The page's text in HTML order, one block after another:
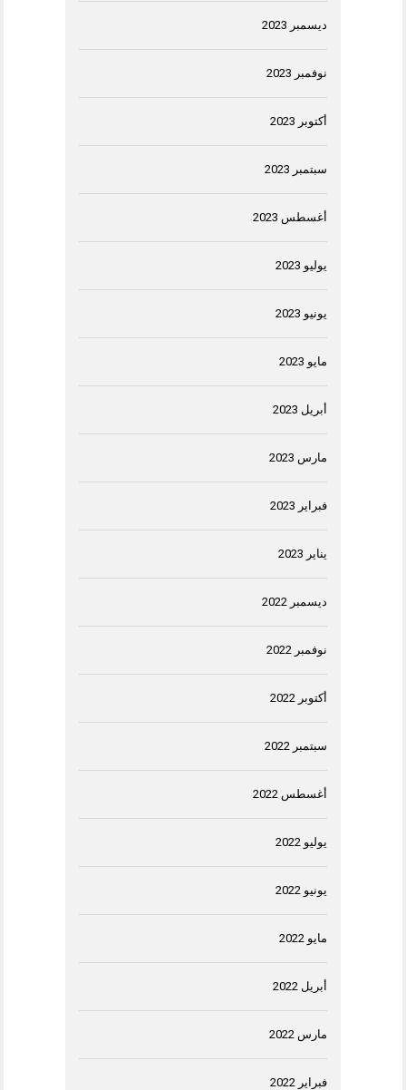
ديسمبر 2023
نوفمبر 2023
أكتوبر 2023
سبتمبر 2023
أغسطس 2023
يوليو 2023
يونيو 2023
مايو 2023
أبريل 2023
مارس 2023
فبراير 2023
يناير 2023
ديسمبر 2022
نوفمبر 2022
أكتوبر 2022
سبتمبر 2022
أغسطس 2022
يوليو 2022
يونيو 2022
مايو 2022
أبريل 2022
مارس 2022
فبراير 2022